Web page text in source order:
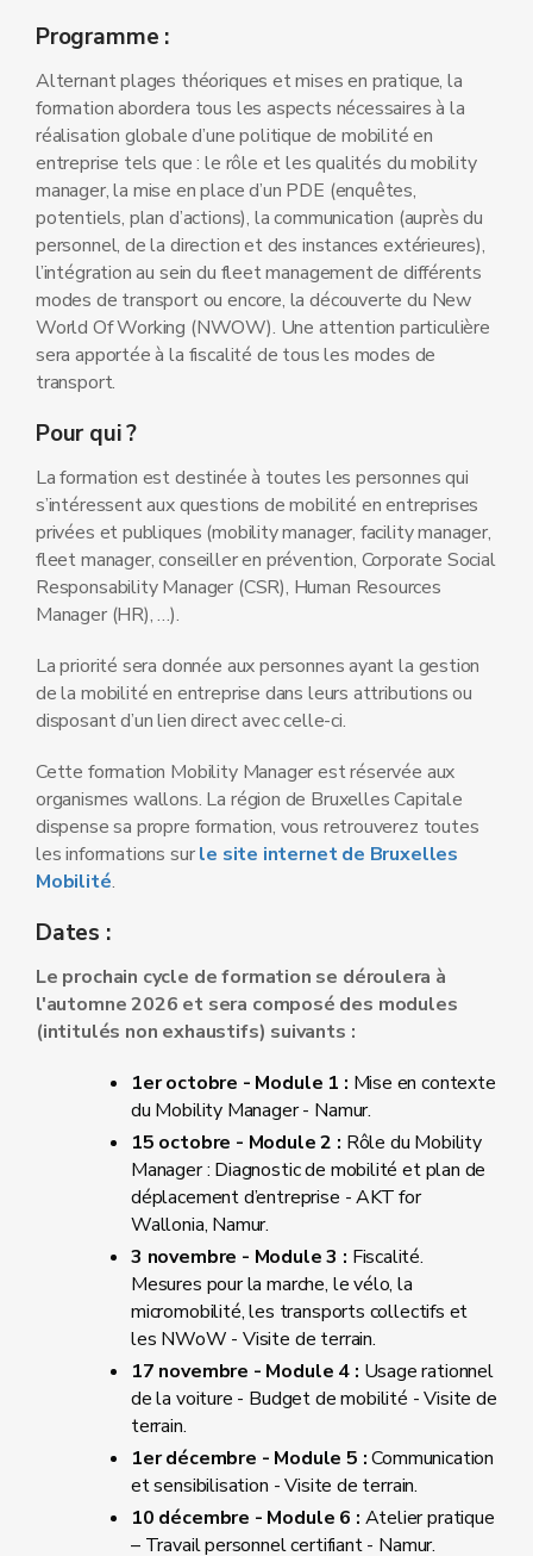
Programme :
Alternant plages théoriques et mises en pratique, la
formation abordera tous les aspects nécessaires à la
réalisation globale d’une politique de mobilité en
entreprise tels que : le rôle et les qualités du mobility
manager, la mise en place d’un PDE (enquêtes,
potentiels, plan d’actions), la communication (auprès du
personnel, de la direction et des instances extérieures),
l’intégration au sein du fleet management de différents
modes de transport ou encore, la découverte du New
World Of Working (NWOW). Une attention particulière
sera apportée à la fiscalité de tous les modes de
transport.
Pour qui ?
La formation est destinée à toutes les personnes qui
s’intéressent aux questions de mobilité en entreprises
privées et publiques (mobility manager, facility manager,
fleet manager, conseiller en prévention, Corporate Social
Responsability Manager (CSR), Human Resources
Manager (HR), …).
La priorité sera donnée aux personnes ayant la gestion
de la mobilité en entreprise dans leurs attributions ou
disposant d’un lien direct avec celle-ci.
Cette formation Mobility Manager est réservée aux
organismes wallons. La région de Bruxelles Capitale
dispense sa propre formation, vous retrouverez toutes
les informations surle site internet de Bruxelles
Mobilité.
Dates :
Le prochain cycle de formation se déroulera à
l'automne 2026 et sera composé des modules
(intitulés non exhaustifs) suivants :
1er octobre - Module 1 : Mise en contexte
du Mobility Manager - Namur.
15 octobre - Module 2 : Rôle du Mobility
Manager : Diagnostic de mobilité et plan de
déplacement d’entreprise - AKT for
Wallonia, Namur.
3 novembre - Module 3 : Fiscalité.
Mesures pour la marche, le vélo, la
micromobilité, les transports collectifs et
les NWoW - Visite de terrain.
17 novembre - Module 4 : Usage rationnel
de la voiture - Budget de mobilité - Visite de
terrain.
1er décembre - Module 5 :Communication
et sensibilisation - Visite de terrain.
10 décembre - Module 6 : Atelier pratique
– Travail personnel certifiant - Namur.